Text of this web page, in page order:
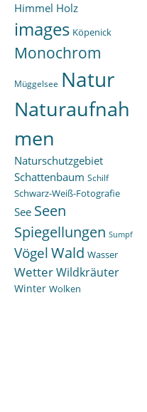
Himmel Holz
images Köpenick
Monochrom
Müggelsee Natur
Naturaufnah
men
Naturschutzgebiet
Schattenbaum Schilf
Schwarz-Weiß-Fotografie
See Seen
Spiegellungen Sumpf
VögelWald Wasser
WetterWildkräuter
Winter Wolken